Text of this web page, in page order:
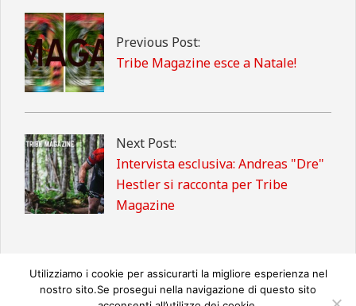
12-
25
Previous Post:
Tribe Magazine esce a Natale!
Next Post:
Intervista esclusiva: Andreas "Dre"
Hestler si racconta per Tribe
Magazine
Utilizziamo i cookie per assicurarti la migliore esperienza nel
nostro sito.Se prosegui nella navigazione di questo sito